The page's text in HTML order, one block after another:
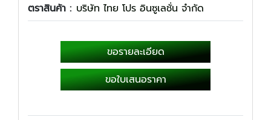
ตราสินค้า : บริษัท ไทย โปร อินซูเลชั่น จำกัด
ขอรายละเอียด
ขอใบเสนอราคา